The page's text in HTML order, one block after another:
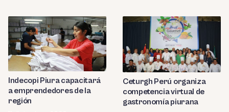
Indecopi Piura capacitará
a emprendedores de la
región
Ceturgh Perú organiza
competencia virtual de
gastronomía piurana